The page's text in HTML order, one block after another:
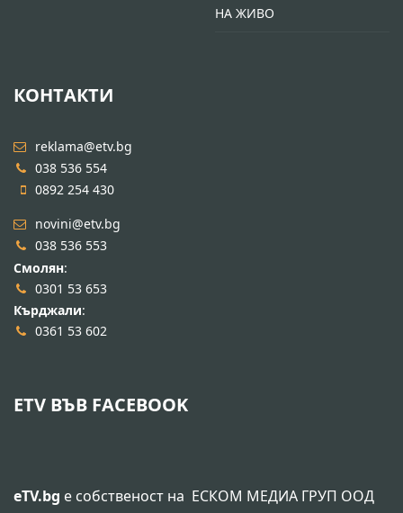
НА ЖИВО
КОНТАКТИ
reklama@etv.bg
038 536 554
0892 254 430
novini@etv.bg
038 536 553
Смолян:
0301 53 653
Кърджали:
0361 53 602
ETV ВЪВ FACEBOOK
eTV.bg е собственост на ЕСКОМ МЕДИА ГРУП ООД